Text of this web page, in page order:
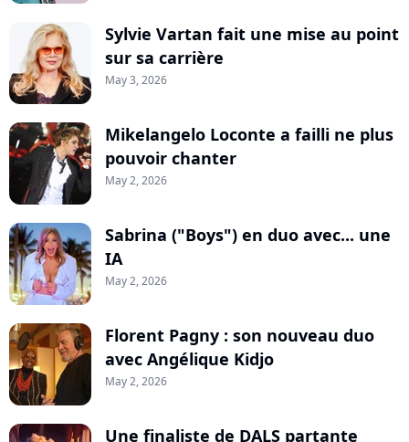
Sylvie Vartan fait une mise au point
sur sa carrière
May 3, 2026
Mikelangelo Loconte a failli ne plus
pouvoir chanter
May 2, 2026
Sabrina ("Boys") en duo avec... une
IA
May 2, 2026
Florent Pagny : son nouveau duo
avec Angélique Kidjo
May 2, 2026
Une finaliste de DALS partante